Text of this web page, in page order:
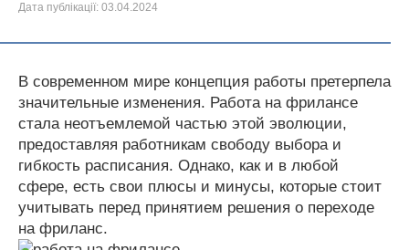
Дата публікації: 03.04.2024
В современном мире концепция работы претерпела
значительные изменения. Работа на фрилансе
стала неотъемлемой частью этой эволюции,
предоставляя работникам свободу выбора и
гибкость расписания. Однако, как и в любой
сфере, есть свои плюсы и минусы, которые стоит
учитывать перед принятием решения о переходе
на фриланс.